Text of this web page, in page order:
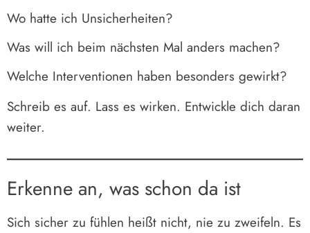
Wo hatte ich Unsicherheiten?
Was will ich beim nächsten Mal anders machen?
Welche Interventionen haben besonders gewirkt?
Schreib es auf. Lass es wirken. Entwickle dich daran
weiter.
Erkenne an, was schon da ist
Sich sicher zu fühlen heißt nicht, nie zu zweifeln. Es